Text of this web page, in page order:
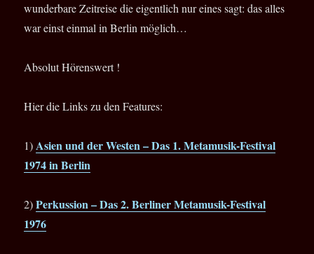
wunderbare Zeitreise die eigentlich nur eines sagt: das alles
war einst einmal in Berlin möglich…
Absolut Hörenswert !
Hier die Links zu den Features:
1)Asien und der Westen –Das 1. Metamusik-Festival
1974 in Berlin
2)Perkussion –Das 2. Berliner Metamusik-Festival
1976